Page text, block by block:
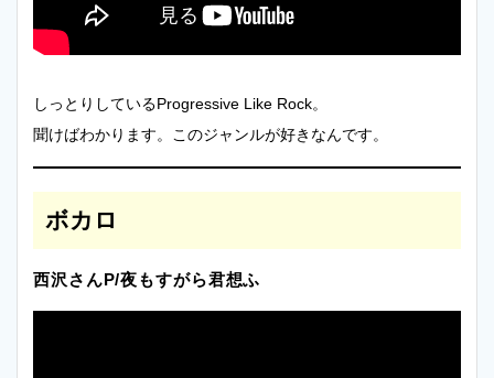
しっとりしているProgressive Like Rock。
聞けばわかります。このジャンルが好きなんです。
ボカロ
西沢さんP/夜もすがら君想ふ